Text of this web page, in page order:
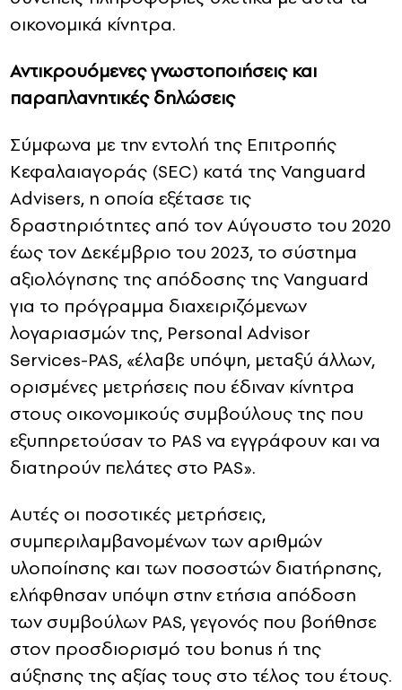
οικονομικά κίνητρα.
Αντικρουόμενες γνωστοποιήσεις και
παραπλανητικές δηλώσεις
Σύμφωνα με την εντολή της Επιτροπής
Κεφαλαιαγοράς (SEC) κατά της Vanguard
Advisers, η οποία εξέτασε τις
δραστηριότητες από τον Αύγουστο του 2020
έως τον Δεκέμβριο του 2023, το σύστημα
αξιολόγησης της απόδοσης της Vanguard
για το πρόγραμμα διαχειριζόμενων
λογαριασμών της, Personal Advisor
Services-PAS, «έλαβε υπόψη, μεταξύ άλλων,
ορισμένες μετρήσεις που έδιναν κίνητρα
στους οικονομικούς συμβούλους της που
εξυπηρετούσαν το PAS να εγγράφουν και να
διατηρούν πελάτες στο PAS».
Αυτές οι ποσοτικές μετρήσεις,
συμπεριλαμβανομένων των αριθμών
υλοποίησης και των ποσοστών διατήρησης,
ελήφθησαν υπόψη στην ετήσια απόδοση
των συμβούλων PAS, γεγονός που βοήθησε
στον προσδιορισμό του bonus ή της
αύξησης της αξίας τους στο τέλος του έτους.